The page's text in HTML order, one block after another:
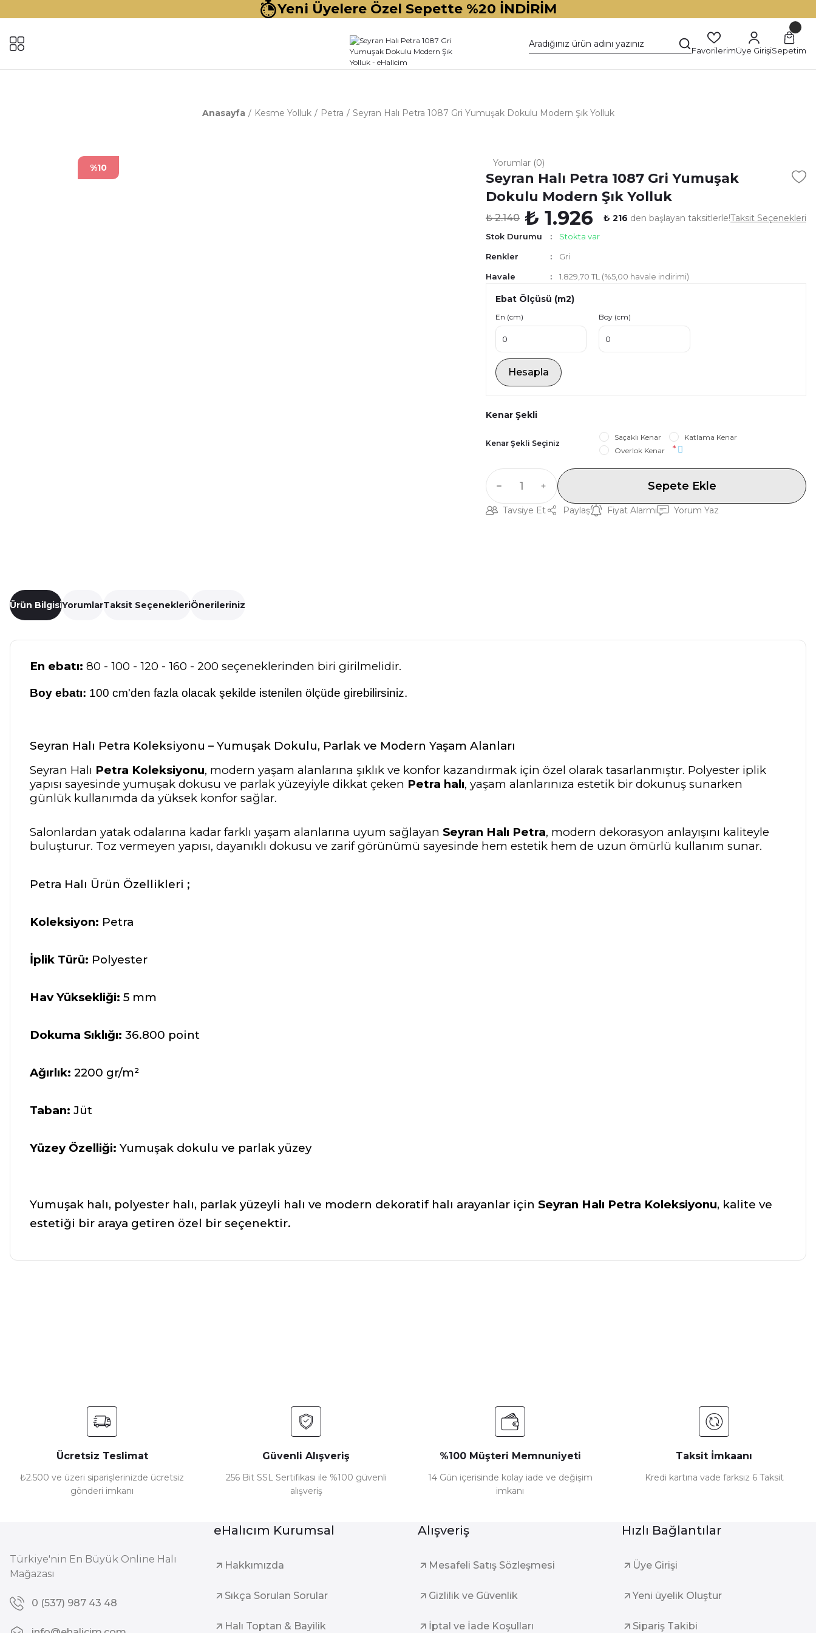
Yeni Üyelere Özel Sepette %20 İNDİRİM
FavorilerimÜye GirişiSepetim
Anasayfa Kesme Yolluk Petra Seyran Halı Petra 1087 Gri Yumuşak Dokulu Modern Şık Yolluk
%10 Yorumlar (0)
Seyran Halı Petra 1087 Gri Yumuşak
Dokulu Modern Şık Yolluk
₺ 2.140 ₺ 1.926 ₺ 216 den başlayan taksitlerle!Taksit Seçenekleri
Stok Durumu Stokta var
Renkler Gri
Havale 1.829,70 TL (%5,00 havale indirimi)
Ebat Ölçüsü (m2)
En (cm) Boy (cm)
Hesapla
Kenar Şekli
Kenar Şekli Seçiniz
Saçaklı Kenar
Katlama Kenar
Overlok Kenar
*
Sepete Ekle
Tavsiye Et Paylaş Fiyat Alarmı Yorum Yaz
Ürün BilgisiYorumlarTaksit SeçenekleriÖnerileriniz
En ebatı: 80 - 100 - 120 - 160 - 200 seçeneklerinden biri girilmelidir.
Boy ebatı: 100 cm'den fazla olacak şekilde istenilen ölçüde girebilirsiniz.
Seyran Halı Petra Koleksiyonu – Yumuşak Dokulu, Parlak ve Modern Yaşam Alanları
Seyran Halı Petra Koleksiyonu, modern yaşam alanlarına şıklık ve konfor kazandırmak için özel olarak tasarlanmıştır. Polyester iplik
yapısı sayesinde yumuşak dokusu ve parlak yüzeyiyle dikkat çeken Petra halı, yaşam alanlarınıza estetik bir dokunuş sunarken
günlük kullanımda da yüksek konfor sağlar.
Salonlardan yatak odalarına kadar farklı yaşam alanlarına uyum sağlayan Seyran Halı Petra, modern dekorasyon anlayışını kaliteyle
buluşturur. Toz vermeyen yapısı, dayanıklı dokusu ve zarif görünümü sayesinde hem estetik hem de uzun ömürlü kullanım sunar.
Petra Halı Ürün Özellikleri ;
Koleksiyon: Petra
İplik Türü: Polyester
Hav Yüksekliği: 5 mm
Dokuma Sıklığı: 36.800 point
Ağırlık: 2200 gr/m²
Taban: Jüt
Yüzey Özelliği: Yumuşak dokulu ve parlak yüzey
Yumuşak halı, polyester halı, parlak yüzeyli halı ve modern dekoratif halı arayanlar için Seyran Halı Petra Koleksiyonu, kalite ve
estetiği bir araya getiren özel bir seçenektir.
Bu ürüne benzer farklı alternatifler olmalı.
Ücretsiz Teslimat
₺2.500 ve üzeri siparişlerinizde ücretsiz
gönderi imkanı
Güvenli Alışveriş
256 Bit SSL Sertifikası ile %100 güvenli
alışveriş
%100 Müşteri Memnuniyeti
14 Gün içerisinde kolay iade ve değişim
imkanı
Taksit İmkaanı
Kredi kartına vade farksız 6 Taksit
Türkiye'nin En Büyük Online Halı
Mağazası
0 (537) 987 43 48
eHalıcım Kurumsal
Hakkımızda
Sıkça Sorulan Sorular
Halı Toptan & Bayilik
Alışveriş
Mesafeli Satış Sözleşmesi
Gizlilik ve Güvenlik
İptal ve İade Koşulları
Hızlı Bağlantılar
Üye Girişi
Yeni üyelik Oluştur
Sipariş Takibi